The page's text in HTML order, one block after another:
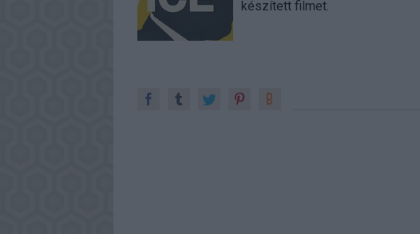
készített filmet.